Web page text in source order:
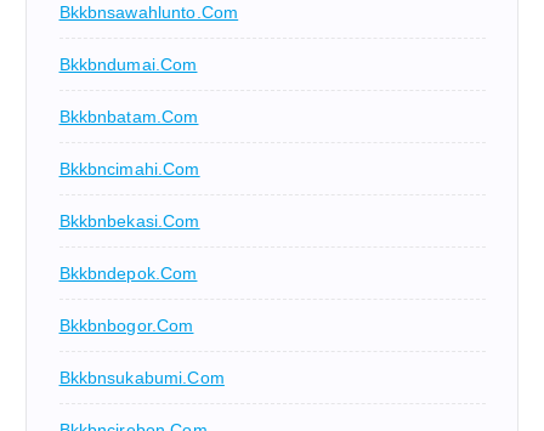
Bkkbnsawahlunto.com
Bkkbndumai.com
Bkkbnbatam.com
Bkkbncimahi.com
Bkkbnbekasi.com
Bkkbndepok.com
Bkkbnbogor.com
Bkkbnsukabumi.com